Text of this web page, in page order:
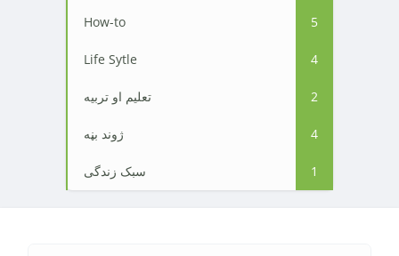
How-to 5
Life Sytle 4
تعلیم او تربیه 2
ژوند بڼه 4
سبک زندگی 1